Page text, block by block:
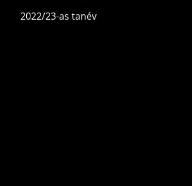
2022/23-as tanév